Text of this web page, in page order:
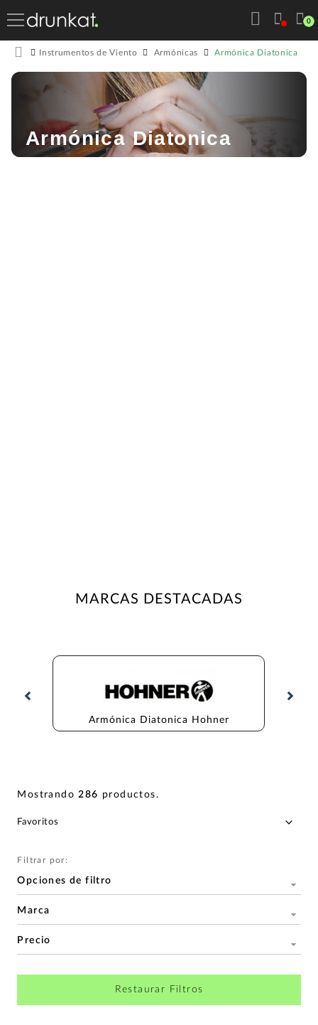
0
Instrumentos de Viento Armónicas Armónica Diatonica
Armónica Diatonica
MARCAS DESTACADAS
Armónica Diatonica Hohner
Mostrando286 productos.
Filtrar por:
Opciones de filtro
Marca
Precio
Restaurar Filtros